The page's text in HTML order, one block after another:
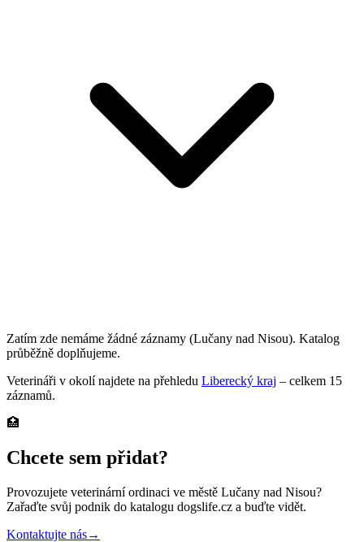
Zatím zde nemáme žádné záznamy (Lučany nad Nisou). Katalog
průběžně doplňujeme.
Veterináři v okolí najdete na přehledu Liberecký kraj – celkem 15
záznamů.
🏥
Chcete sem přidat?
Provozujete veterinární ordinaci ve městě Lučany nad Nisou?
Zařaďte svůj podnik do katalogu dogslife.cz a buďte vidět.
Kontaktujte nás→